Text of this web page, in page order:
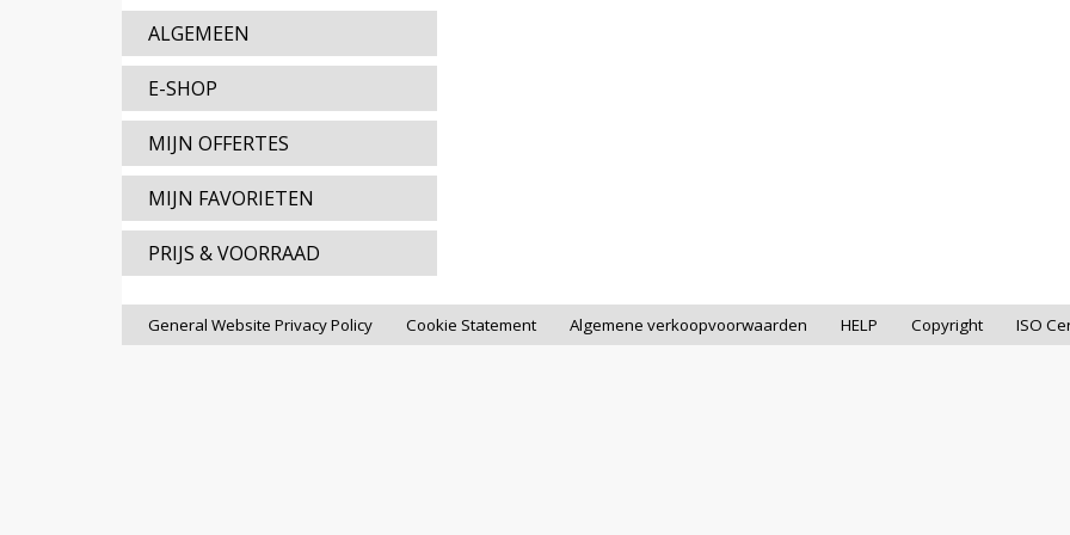
ALGEMEEN
E-SHOP
MIJN OFFERTES
MIJN FAVORIETEN
PRIJS & VOORRAAD
General Website Privacy Policy Cookie Statement Algemene verkoopvoorwaarden HELP Copyright ISO